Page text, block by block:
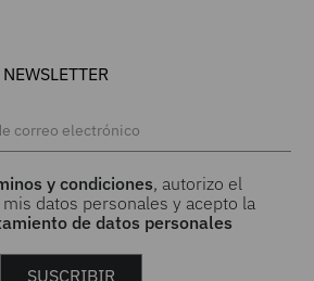
pack x2
$ 389.900
Calzado blanco para mujer